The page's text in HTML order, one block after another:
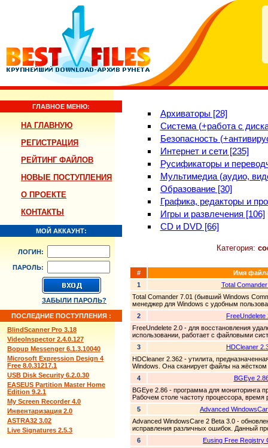
ГЛАВНОЕ МЕНЮ:
НА ГЛАВНУЮ
РЕГИСТРАЦИЯ
РЕЙТИНГ ФАЙЛОВ
НОВЫЕ ПОСТУПЛЕНИЯ
О ПРОЕКТЕ
КОНТАКТЫ
МОЙ АККАУНТ:
ЛОГИН:
ПАРОЛЬ:
ЗАБЫЛИ ПАРОЛЬ?
ПОСЛЕДНИЕ ПОСТУПЛЕНИЯ :
BlindScanner Pro 3.18
VideoInspector 2.4.0.127
Bopup Messenger 6.1.3.10040
Microsoft Expression Design 4
Free 8.0.31217.1
USB Disk Security 6.2.0.30
EASEUS Partition Master Home
Edition 9.2.1
My Screen Recorder 4.0
Инвентаризация 2.0
ASTRA32 3.02
Live Signatures 2.5.3
Архиваторы [28]
Система (+работа с
Безопасность
Интернет и сети [235]
Русификаторы и
Мультимедиа (аудио,
Образование [30]
Графика, редакторы и
Игры и развлечения [106]
CD и DVD [66]
Категория:
#
Имя
1
Total
Total Comander 7.01 (бывший Windows
менеджер для Windows с удобным
2
FreeUndelete
FreeUndelete 2.0 - для восстановления
использовании, работает с файловыми
3
HDCleaner
HDCleaner 2.362 - утилита,
Windows. Она сканирует файлы на
4
BGEye
BGEye 2.86 - программа для мониторинга
Рабочем столе частоту процессора,
5
Advanced
Advanced WindowsCare 2 Beta 3.0 -
исправления различных ошибок. Данный
6
Eusing Free Registry